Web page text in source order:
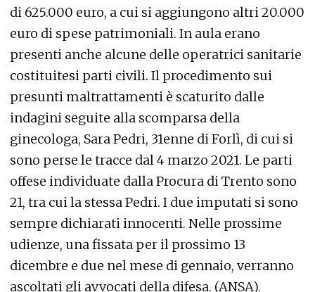
di 625.000 euro, a cui si aggiungono altri 20.000
euro di spese patrimoniali. In aula erano
presenti anche alcune delle operatrici sanitarie
costituitesi parti civili. Il procedimento sui
presunti maltrattamenti è scaturito dalle
indagini seguite alla scomparsa della
ginecologa, Sara Pedri, 31enne di Forlì, di cui si
sono perse le tracce dal 4 marzo 2021. Le parti
offese individuate dalla Procura di Trento sono
21, tra cui la stessa Pedri. I due imputati si sono
sempre dichiarati innocenti. Nelle prossime
udienze, una fissata per il prossimo 13
dicembre e due nel mese di gennaio, verranno
ascoltati gli avvocati della difesa. (ANSA).